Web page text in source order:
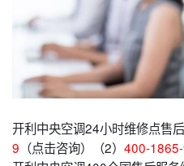
开利中央空调24小时维修点售
9 （点击咨询）（2） 400-